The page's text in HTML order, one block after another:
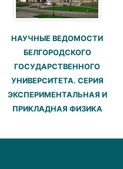
НАУЧНЫЕ ВЕДОМОСТИ
БЕЛГОРОДСКОГО
ГОСУДАРСТВЕННОГО
УНИВЕРСИТЕТА. СЕРИЯ
ЭКСПЕРИМЕНТАЛЬНАЯ И
ПРИКЛАДНАЯ ФИЗИКА